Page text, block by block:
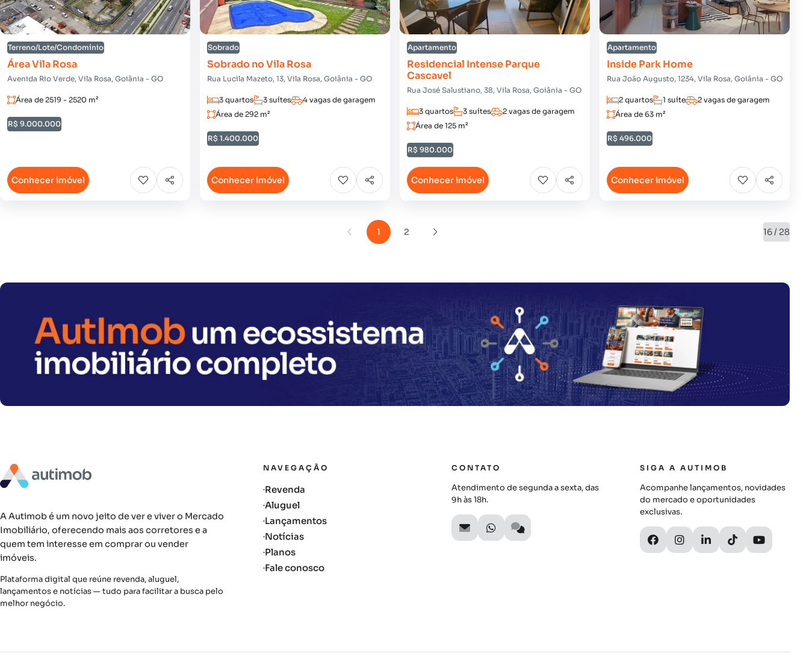
Terreno/Lote/Condomínio
Área Vila Rosa
Avenida Rio Verde, Vila Rosa, Goiânia - GO
Área de 2519 - 2520 m²
R$ 9.000.000
Conhecer imóvel
Sobrado
Sobrado no Vila Rosa
Rua Lucila Mazeto, 13, Vila Rosa, Goiânia - GO
3 quartos 3 suítes
4 vagas de garagem
Área de 292 m²
R$ 1.400.000
Conhecer imóvel
Apartamento
Residencial Intense Parque
Cascavel
Rua José Salustiano, 38, Vila Rosa, Goiânia - GO
3 quartos 3 suítes
2 vagas de garagem
Área de 125 m²
R$ 980.000
Conhecer imóvel
Apartamento
Inside Park Home
Rua João Augusto, 1234, Vila Rosa, Goiânia - GO
2 quartos 1 suíte
2 vagas de garagem
Área de 63 m²
R$ 496.000
Conhecer imóvel
1 2 16 / 28
A Autimob é um novo jeito de ver e viver o Mercado
Imobiliário, oferecendo mais aos corretores e a
quem tem interesse em comprar ou vender
imóveis.
Plataforma digital que reúne revenda, aluguel,
lançamentos e notícias — tudo para facilitar a busca pelo
melhor negócio.
NAVEGAÇÃO
Revenda
Aluguel
Lançamentos
Notícias
Planos
Fale conosco
CONTATO
Atendimento de segunda a sexta, das
9h às 18h.
SIGA A AUTIMOB
Acompanhe lançamentos, novidades
do mercado e oportunidades
exclusivas.